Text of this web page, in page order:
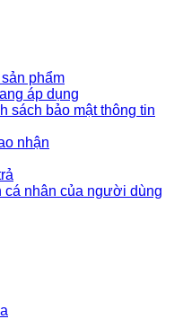
phẩm
áp dụng
sách bảo mật thông tin
nhận
cá nhân của người dùng